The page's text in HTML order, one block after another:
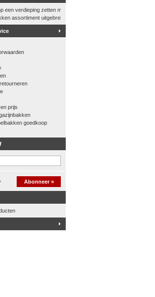
een verdieping zetten met een palletkantelhek
assortiment uitgebreid
prijs
goedkoop
Abonneer »